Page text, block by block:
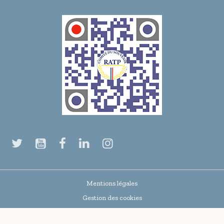
Mentions légales
Gestion des cookies